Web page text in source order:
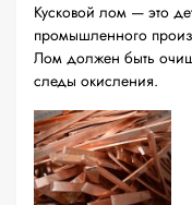
Кусковой лом — это
промышленного
Лом должен быть
следы окисления.